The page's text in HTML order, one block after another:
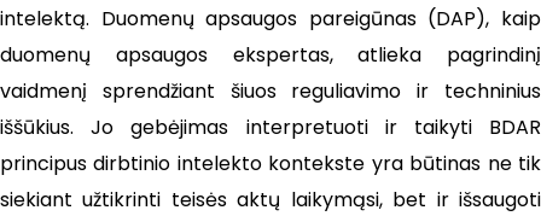
intelektą. Duomenų apsaugos pareigūnas (DAP), kaip
duomenų apsaugos ekspertas, atlieka pagrindinį
vaidmenį sprendžiant šiuos reguliavimo ir techninius
iššūkius. Jo gebėjimas interpretuoti ir taikyti BDAR
principus dirbtinio intelekto kontekste yra būtinas ne tik
siekiant užtikrinti teisės aktų laikymąsi, bet ir išsaugoti